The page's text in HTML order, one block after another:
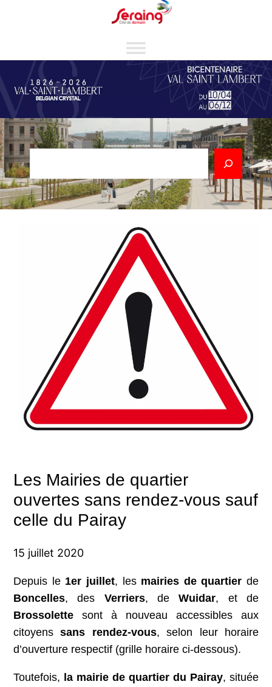
Rechercher
Les Mairies de quartier
ouvertes sans rendez-vous sauf
celle du Pairay
15 juillet 2020
Depuis le 1er juillet, les mairies de quartier de
Boncelles, des Verriers, deWuidar, et de
Brossolette sont à nouveau accessibles aux
citoyenssans rendez-vous, selon leur horaire
d’ouverture respectif (grille horaire ci-dessous).
Toutefois, la mairie de quartier du Pairay, située
Cookies management panel